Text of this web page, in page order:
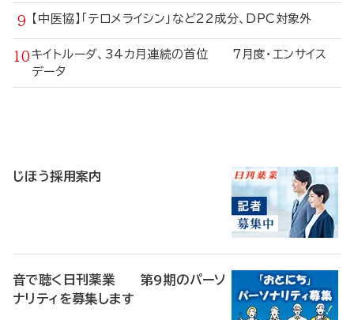
【中医協】「テロメライシン」など22成分、DPC対象外
キイトルーダ、34カ月連続の首位 7月度・エンサイス
データ
じほう採用案内
音で聴く日刊薬業 第9期のパーソ
ナリティを募集します